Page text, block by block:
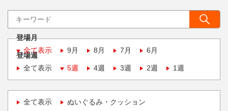
登場月
全て表示
9月 8月 7月 6月
登場週
全て表示
5週 4週 3週 2週 1週
全て表示 ぬいぐるみ・クッション